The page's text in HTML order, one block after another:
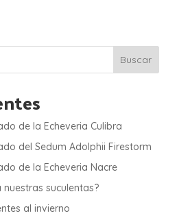
Buscar
de la Echeveria Culibra
del Sedum Adolphii Firestorm
de la Echeveria Nacre
suculentas?
al invierno